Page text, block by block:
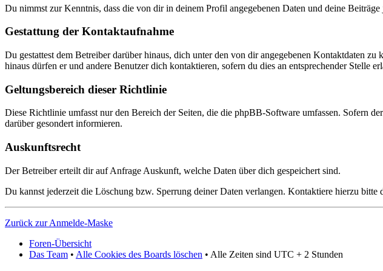
Du nimmst zur Kenntnis, dass die von dir in deinem Profil angegebenen Daten und deine
Gestattung der Kontaktaufnahme
Du gestattest dem Betreiber darüber hinaus, dich unter den von dir angegebenen Kontaktdaten
hinaus dürfen er und andere Benutzer dich kontaktieren, sofern du dies an entsprechender Stelle
Geltungsbereich dieser Richtlinie
Diese Richtlinie umfasst nur den Bereich der Seiten, die die phpBB-Software umfassen. Sofern
darüber gesondert informieren.
Auskunftsrecht
Der Betreiber erteilt dir auf Anfrage Auskunft, welche Daten über dich gespeichert sind.
Du kannst jederzeit die Löschung bzw. Sperrung deiner Daten verlangen. Kontaktiere hierzu bitte
Zurück zur Anmelde-Maske
Foren-Übersicht
Das Team • Alle Cookies des Boards löschen • Alle Zeiten sind UTC + 2 Stunden